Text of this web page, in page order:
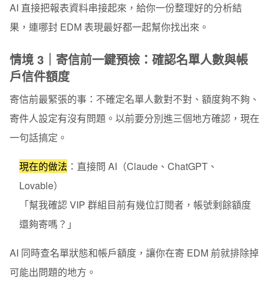
AI 直接把報表資料串接起來，給你一份整理好的分析結
果，連哪封 EDM 表現最好都一起幫你找出來。
情境 3｜寄信前一鍵預檢：確認名單人數與帳
戶信件額度
寄信前最緊張的事：不確定名單人數對不對、額度夠不夠、
寄件人設定有沒有問題。以前要分別進三個地方確認，現在
一句話搞定。
現在的做法 ： 直接問 AI（Claude、ChatGPT、
Lovable）
「幫我確認 VIP 群組目前有幾位訂閱者，帳號剩餘額度
還夠寄嗎？」
AI 同時查名單狀態和帳戶額度，讓你在寄 EDM 前就排除掉
可能出問題的地方。